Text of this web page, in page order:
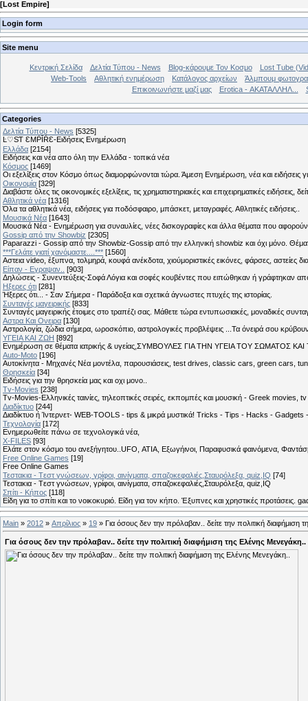
[Lost Empire]
Login form
Site menu
Κεντρική Σελίδα Δελτία Τύπου - News Blog-κάρουμε Τον Κοσμο
Lost Tube
Web-Tools
Αθλητική ενημέρωση Κατάλογος αρχείων
Άλμπουμ
Επικοινωνήστε μαζί μας
Erotica - ΑΚΑΤΑΛΛΗΛ...
Categories
Δελτία Τύπου - News [5325]
Ŀ♡SƬ ƐMṖĪŔƐ-Ειδήσεις Ενημέρωση
Ελλάδα [2154]
Ειδήσεις και νέα απο όλη την Ελλάδα - τοπικά νέα
Κόσμος [1469]
Οι εξελίξεις στον Κόσμο όπως διαμορφώνονται τώρα. Άμεση Ενημέρωση, νέα και
Οικονομία [329]
Διαβάστε όλες τις οικονομικές εξελίξεις, τις χρηματιστηριακές και επιχειρηματικές ειδήσεις,
Αθλητικά νέα [1316]
Όλα τα αθλητικά νέα, ειδήσεις για ποδόσφαιρο, μπάσκετ, μεταγραφές. Αθλητικές ειδήσεις..
Μουσικά Νέα [1643]
Μουσικά Νέα - Ενημέρωση για συναυλίες, νέες δισκογραφίες και άλλα θέματα που
Gossip από την Showbiz [2305]
Paparazzi - Gossip από την Showbiz-Gossip από την ελληνική showbiz και όχι μόνο.
***Γελάτε γιατί χανόμαστε....*** [1560]
Αστεια video, έξυπνα, τολμηρά, κουφά ανέκδοτα, χιούμοριστικές εικόνες, φάρσες, αστείες
Είπαν - Εγραψαν..
[903]
Δηλώσεις - Συνεντεύξεις-Σοφά Λόγια και σοφές κουβέντες που ειπώθηκαν ή
Hξερες ότι [281]
Ήξερες ότι... - Σαν Σήμερα - Παράδοξα και σχετικά άγνωστες πτυχές της ιστορίας.
Συνταγές μαγειρικής [833]
Συνταγές μαγειρικής έτοιμες στο τραπέζι σας. Μάθετε τώρα εντυπωσιακές, μοναδικές
Αστρα Και Ονειρα [130]
Αστρολογία, ζώδια σήμερα, ωροσκόπιο, αστρολογικές προβλέψεις ...Τα όνειρά σου
ΥΓΕΙΑ ΚΑΙ ΖΩΗ [892]
Eνημέρωση σε θέματα ιατρικής & υγείας,ΣΥΜΒΟΥΛΕΣ ΓΙΑ ΤΗΝ ΥΓΕΙΑ ΤΟΥ ΣΩΜΑΤΟΣ
Auto-Moto [196]
Αυτοκίνητα - Μηχανές Νέα μοντέλα, παρουσιάσεις, test drives, classic cars, green cars,
Θρησκεία [34]
Ειδήσεις για την θρησκεία μας και οχι μονο..
Tv-Movies [238]
Tv-Movies-Ελληνικές ταινίες, τηλεοπτικές σειρές, εκπομπές και μουσική - Greek movies,
Διαδίκτυο [244]
Διαδίκτυο ή Ίντερνετ- WEB-TOOLS - tips & μικρά μυστικά! Tricks - Tips - Hacks - Gadgets
Τεχνολογία [172]
Ενημερωθείτε πάνω σε τεχνολογικά νέα,
X-FILES [93]
Ελάτε στον κόσμο του ανεξήγητου..UFO, ΑΤΙΑ, Εξωγήινοι, Παραφυσικά φαινόμενα,
Free Online Games [19]
Free Online Games
Τεστακια - Tεστ γνώσεων, γρίφοι, αινίγματα, σπαζοκεφαλιές,Σταυρόλεξα, quiz,IQ [74]
Τεστακια - Tεστ γνώσεων, γρίφοι, αινίγματα, σπαζοκεφαλιές,Σταυρόλεξα, quiz,IQ
Σπίτι - Κήπος [118]
Είδη για το σπίτι και το νοικοκυριό. Είδη για τον κήπο. Έξυπνες και χρηστικές προτάσεις.
Main » 2012 » Απρίλιος » 19 » Για όσους δεν την πρόλαβαν.. δείτε την πολιτική
Για όσους δεν την πρόλαβαν.. δείτε την πολιτική διαφήμιση της Ελένης